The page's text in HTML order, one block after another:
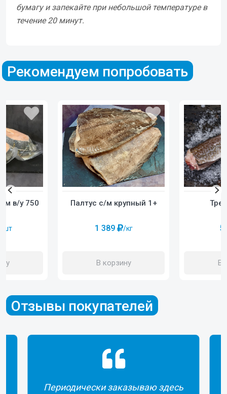
бумагу и запекайте при небольшой температуре в
течение 20 минут.
Рекомендуем попробовать
Палтус с/м крупный 1+
1 389 /кг
В корзину В
м в/у 750
/шт
Отзывы покупателей
заказываю здесь
Все было сделано